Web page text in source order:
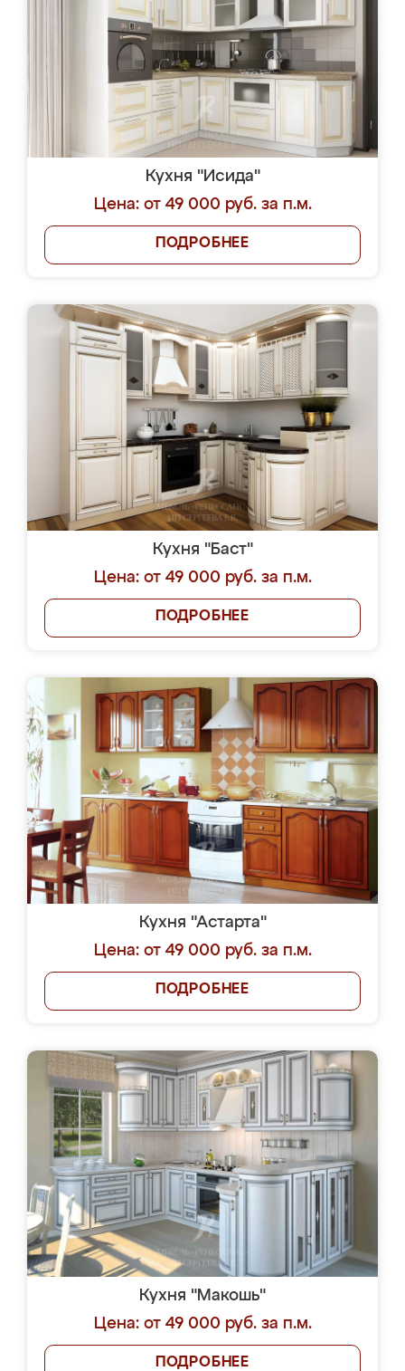
Кухня "Исида"
Цена: от 49 000 руб. за п.м.
ПОДРОБНЕЕ
Кухня "Баст"
Цена: от 49 000 руб. за п.м.
ПОДРОБНЕЕ
Кухня "Астарта"
Цена: от 49 000 руб. за п.м.
ПОДРОБНЕЕ
Кухня "Макошь"
Цена: от 49 000 руб. за п.м.
ПОДРОБНЕЕ